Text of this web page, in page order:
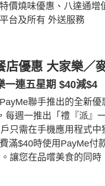
價燒味優惠、八達通增
台及所有 外送服務
店優惠 大家樂／
一連五星期 $40減$4
聯手推出的全新優
每週一推出「禮『派』
只需在手機應用程式中
滿$40時使用PayMe付
讓您在品嚐美食的同時